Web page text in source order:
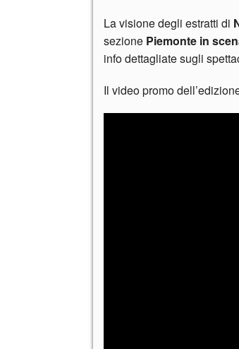
La visione degli estratti di
sezione Piemonte in
info dettagliate sugli
Il video promo